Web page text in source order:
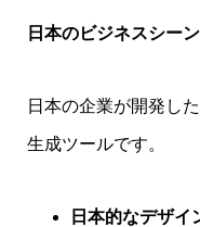
日本のビジネスシー
日本の企業が開発した
生成ツールです。
日本的なデザイ